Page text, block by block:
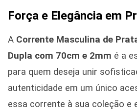
Força e Elegância em
A Corrente Masculina de
Dupla com 70cm e 2mm é a
para quem deseja unir
autenticidade em um único
essa corrente à sua coleção e